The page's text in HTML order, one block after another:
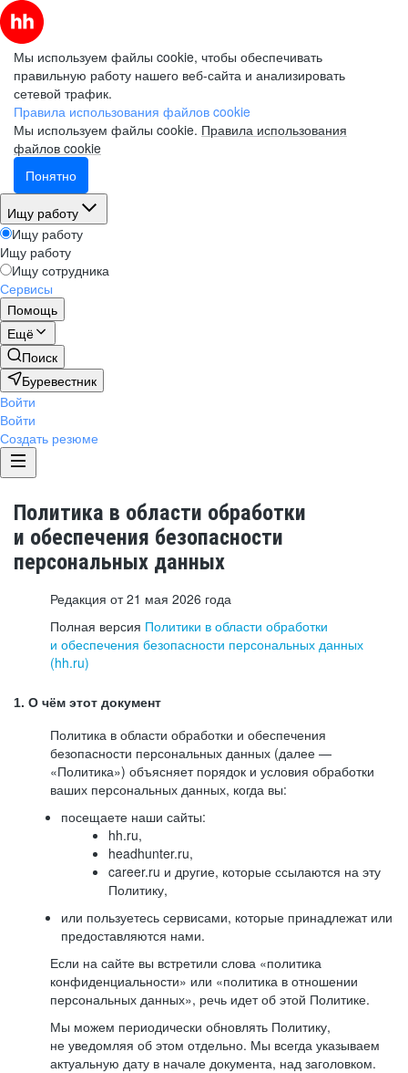
Мы используем файлы cookie, чтобы обеспечивать
правильную работу нашего веб-сайта и анализировать
сетевой трафик.
Правила использования файлов cookie
Мы используем файлы cookie. Правила использования
файлов cookie
Понятно
Ищу работу
Ищу работу
Ищу работу
Ищу сотрудника
Сервисы
Помощь
Ещё
Поиск
Буревестник
Войти
Войти
Создать резюме
Политика в области обработки
и обеспечения безопасности
персональных данных
Редакция от 21 мая 2026 года
Полная версия Политики в области обработки
и обеспечения безопасности персональных данных
(hh.ru)
1. О чём этот документ
Политика в области обработки и обеспечения
безопасности персональных данных (далее —
«Политика») объясняет порядок и условия обработки
ваших персональных данных, когда вы:
посещаете наши сайты:
hh.ru,
headhunter.ru,
career.ru и другие, которые ссылаются на эту
Политику,
или пользуетесь сервисами, которые принадлежат или
предоставляются нами.
Если на сайте вы встретили слова «политика
конфиденциальности» или «политика в отношении
персональных данных», речь идет об этой Политике.
Мы можем периодически обновлять Политику,
не уведомляя об этом отдельно. Мы всегда указываем
актуальную дату в начале документа, над заголовком.